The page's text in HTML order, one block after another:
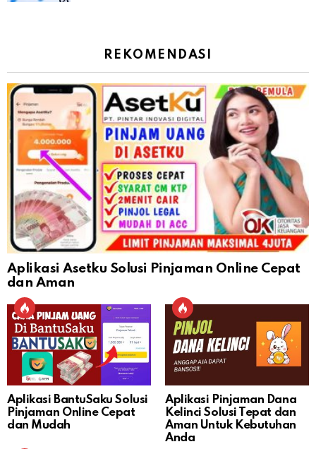
REKOMENDASI
Aplikasi Asetku Solusi Pinjaman Online Cepat
dan Aman
Aplikasi BantuSaku Solusi
Pinjaman Online Cepat
dan Mudah
Aplikasi Pinjaman Dana
Kelinci Solusi Tepat dan
Aman Untuk Kebutuhan
Anda